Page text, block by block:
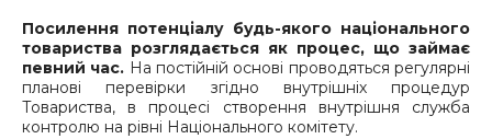
Посилення потенціалу будь-якого національного
товариства розглядається як процес, що займає
певний час. На постійній основі проводяться регулярні
планові перевірки згідно внутрішніх процедур
Товариства, в процесі створення внутрішня служба
контролю на рівні Національного комітету.